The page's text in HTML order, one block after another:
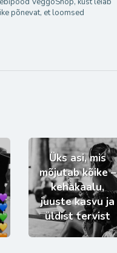
põnevat, et loomsed
Üks asi, mis
mõjutab kõike –
kehakaalu,
juuste kasvu ja
üldist tervist